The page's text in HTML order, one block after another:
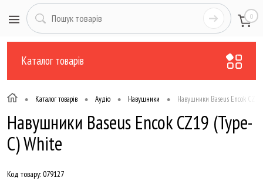
0
Каталог товарів
• Каталог товарів • Аудіо • Навушники • Навушники Baseus Encok
Навушники Baseus Encok CZ19 (Type-
C) White
Код товару:079127